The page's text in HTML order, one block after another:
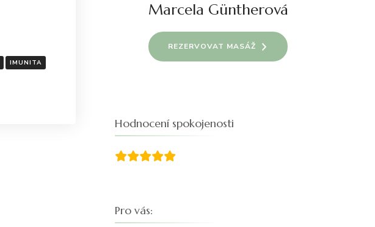
IMUNITA
Marcela Güntherová
REZERVOVAT MASÁŽ
Hodnocení spokojenosti
Pro vás: